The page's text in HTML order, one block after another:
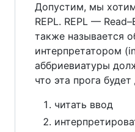
Допустим, мы
REPL. REPL —
также называется
интерпретатором
аббриевиатуры
что эта прога будет
читать ввод